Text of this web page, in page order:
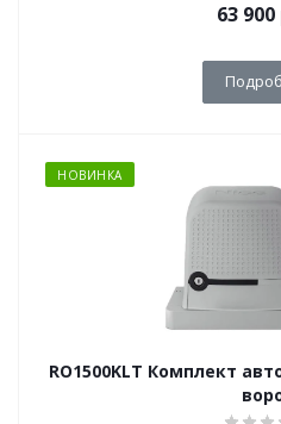
63 900
НОВИНКА
RO1500KLT Комплект